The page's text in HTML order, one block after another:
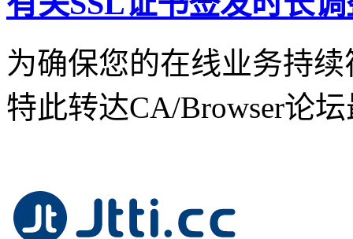
为确保您的在线业务持
特此转达CA/Browser论